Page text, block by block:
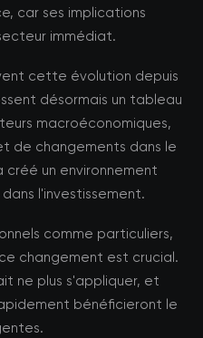
car ses implications
immédiat.
cette évolution depuis
désormais un tableau
macroéconomiques,
de changements dans le
créé un environnement
l'investissement.
comme particuliers,
changement est crucial.
ne plus s'appliquer, et
bénéficieront le